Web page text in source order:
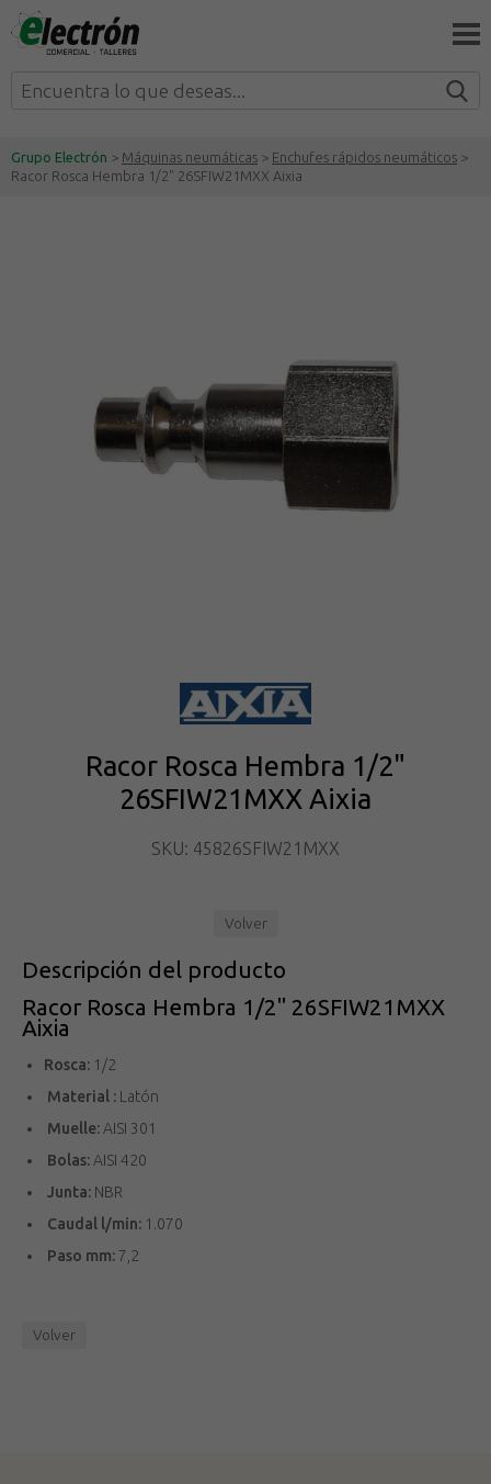
Grupo Electrón > Máquinas neumáticas > Enchufes rápidos neumáticos >
Racor Rosca Hembra 1/2" 26SFIW21MXX Aixia
Racor Rosca Hembra 1/2"
26SFIW21MXX Aixia
SKU: 45826SFIW21MXX
Volver
Descripción del producto
Racor Rosca Hembra 1/2" 26SFIW21MXX
Aixia
Rosca: 1/2
Material : Latón
Muelle: AISI 301
Bolas: AISI 420
Junta: NBR
Caudal l/min: 1.070
Paso mm:7,2
Volver